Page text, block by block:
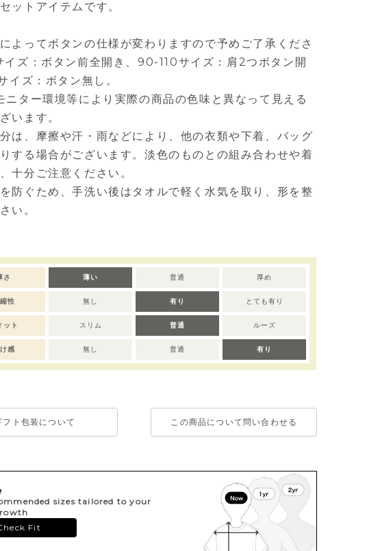
ットアイテムです。
よってボタンの仕様が変わりますので予めご了承くださ
ズ：ボタン前全開き、90-110サイズ：肩2つボタン開
イズ：ボタン無し。
ター環境等により実際の商品の色味と異なって見える
います。
は、摩擦や汗・雨などにより、他の衣類や下着、バッグ
する場合がございます。淡色のものとの組み合わせや着
十分ご注意ください。
防ぐため、手洗い後はタオルで軽く水気を取り、形を整
い。
さ 薄い 普通 厚め
性 無し 有り とても有り
ット スリム 普通 ルーズ
感 無し 普通 有り
フト包装について この商品について問い合わせる
sizes tailored to your
Fit